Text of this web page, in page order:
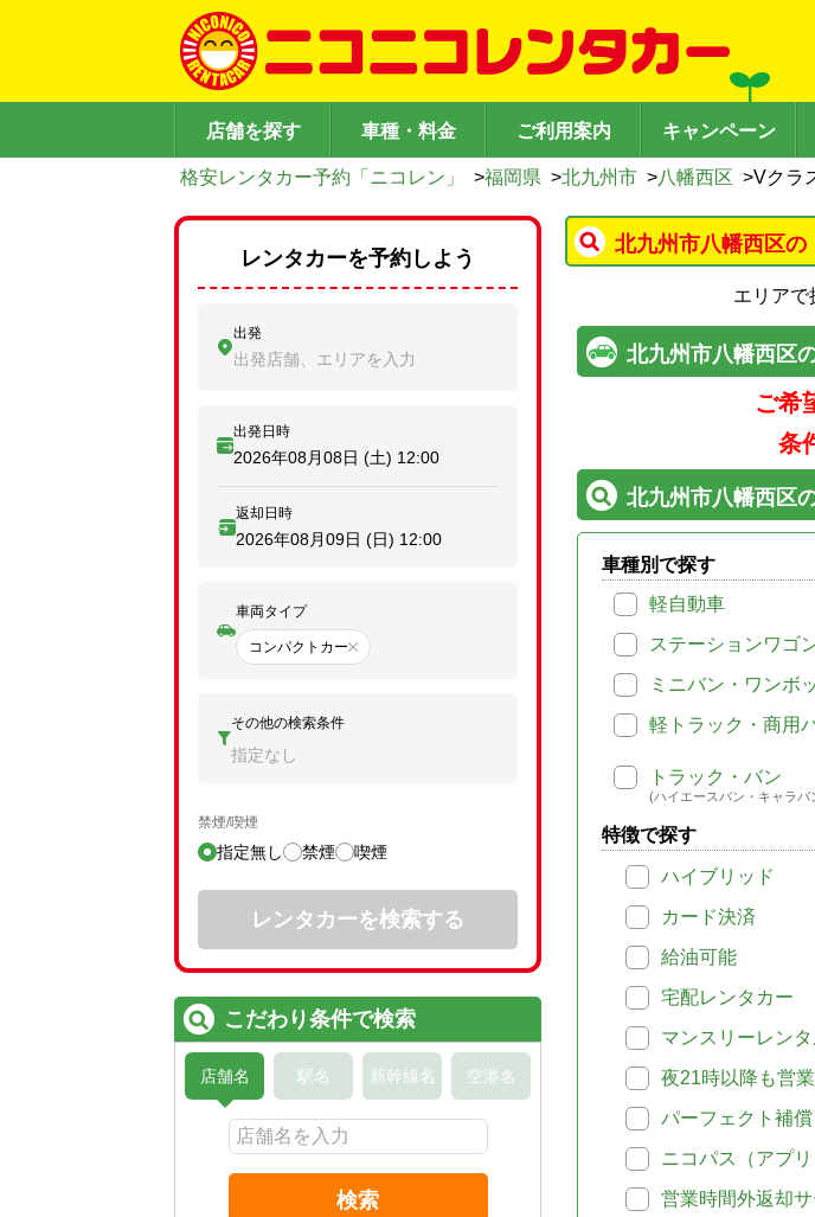
店舗を探す 車種・料金 ご利用案内 キャンペーン
格安レンタカー予約「ニコレン」 >福岡県 >北九州市 >八幡西区 >Vクラ
北九州市八幡西区の
エリアで
北九州市八幡西区
ご希
条
北九州市八幡西区
車種別で探す
軽自動車
ステーションワゴ
ミニバン・ワンボ
軽トラック・商用
トラック・バン
(ハイエースバン・キャラバ
特徴で探す
ハイブリッド
カード決済
給油可能
宅配レンタカー
マンスリーレン
夜21時以降も営業
パーフェクト補償
ニコパス（アプリ
営業時間外返却サ
レンタカーを予約しよう
出発
出発店舗、エリアを入力
出発日時
2026年08月08日 (土) 12:00
返却日時
2026年08月09日 (日) 12:00
車両タイプ
コンパクトカー
その他の検索条件
指定なし
禁煙/喫煙
指定無し 禁煙 喫煙
レンタカーを検索する
こだわり条件で検索
店舗名 駅名 新幹線名 空港名
検索